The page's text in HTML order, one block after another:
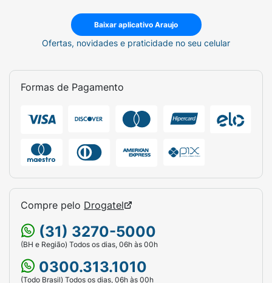
Baixar aplicativo Araujo
Ofertas, novidades e praticidade no seu celular
Formas de Pagamento
Compre pelo Drogatel
(31) 3270-5000
(BH e Região) Todos os dias, 06h às 00h
0300.313.1010
(Todo Brasil) Todos os dias, 06h às 00h